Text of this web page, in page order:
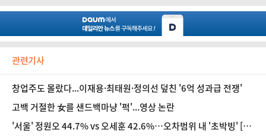
관련기사
창업주도 몰랐다...이재용·최태원·정의선 덮친 '6억 성과급 전쟁'
고백 거절한 女를 샌드백마냥 '퍽'...영상 논란
'서울' 정원오 44.7% vs 오세훈 42.6%…오차범위 내 '초박빙' [여